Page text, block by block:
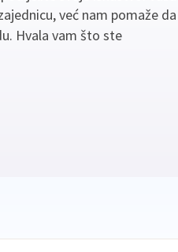
već nam pomaže da
Hvala vam što ste